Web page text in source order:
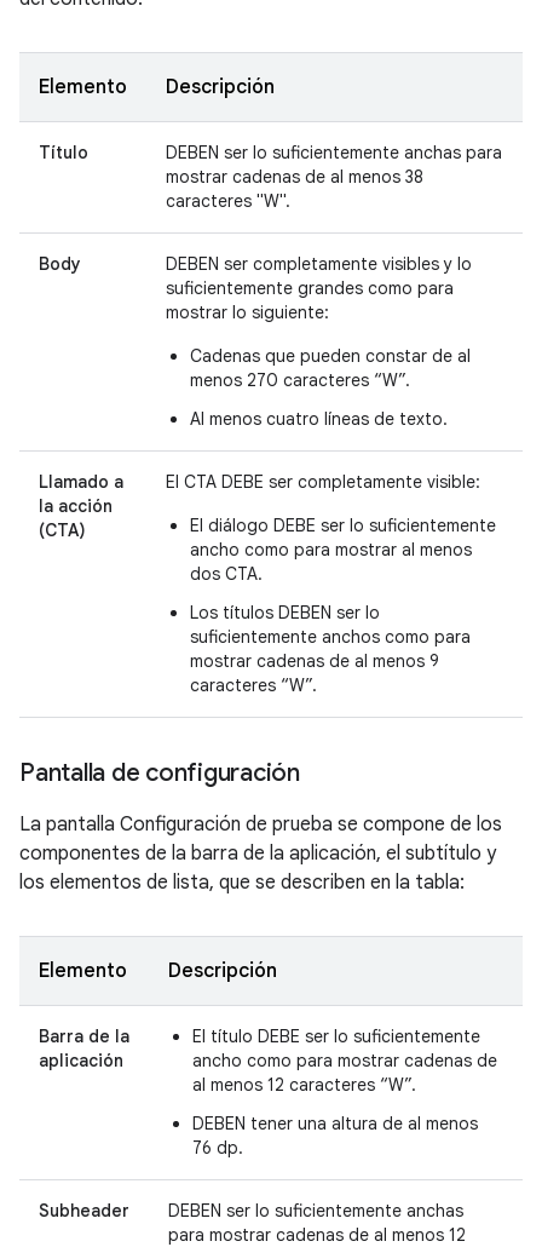
Elemento Descripción
Título
DEBEN ser lo suficientemente anchas para
mostrar cadenas de al menos 38
caracteres "W".
Body
DEBEN ser completamente visibles y lo
suficientemente grandes como para
mostrar lo siguiente:
Cadenas que pueden constar de al
menos 270 caracteres “W”.
Al menos cuatro líneas de texto.
Llamado a
la acción
(CTA)
El CTA DEBE ser completamente visible:
El diálogo DEBE ser lo suficientemente
ancho como para mostrar al menos
dos CTA.
Los títulos DEBEN ser lo
suficientemente anchos como para
mostrar cadenas de al menos 9
caracteres “W”.
Pantalla de configuración
La pantalla Configuración de prueba se compone de los
componentes de la barra de la aplicación, el subtítulo y
los elementos de lista, que se describen en la tabla:
Elemento Descripción
Barra de la
aplicación
El título DEBE ser lo suficientemente
ancho como para mostrar cadenas de
al menos 12 caracteres “W”.
DEBEN tener una altura de al menos
76 dp.
Subheader
DEBEN ser lo suficientemente anchas
para mostrar cadenas de al menos 12